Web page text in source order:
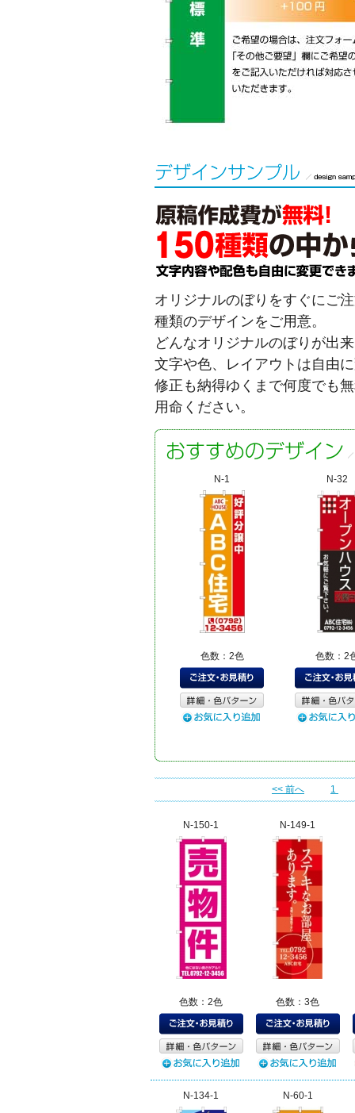
オリジナルのぼりをすぐにご
種類のデザインをご用意。
どんなオリジナルのぼりが出
文字や色、レイアウトは自由
修正も納得ゆくまで何度でも
用命ください。
N-1
色数：2色
N-32
色数：2
<< 前へ 1
N-150-1
色数：2色
N-149-1
色数：3色
N-134-1 N-60-1